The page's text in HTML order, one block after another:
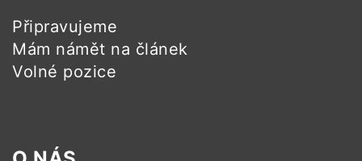
Připravujeme
Mám námět na článek
Volné pozice